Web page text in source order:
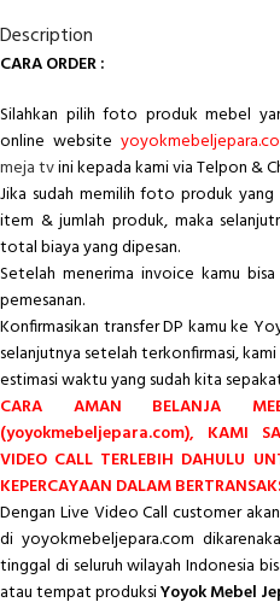
Description
CARA ORDER :
Silahkan pilih foto produk mebel
online website
meja tvini kepada kami via Telpon &
Jika sudah memilih foto produk yang
item & jumlah produk, maka
total biaya yang dipesan.
Setelah menerima invoice kamu
pemesanan.
Konfirmasikan transfer DP kamu ke
selanjutnya setelah terkonfirmasi,
estimasi waktu yang sudah kita
CARA AMAN BELANJA
(yoyokmebeljepara.com), KAMI
VIDEO CALL TERLEBIH DAHULU
KEPERCAYAAN DALAM
Dengan Live Video Call customer
di yoyokmebeljepara.com
tinggal di seluruh wilayah Indonesia
atau tempat produksiYoyok Mebel